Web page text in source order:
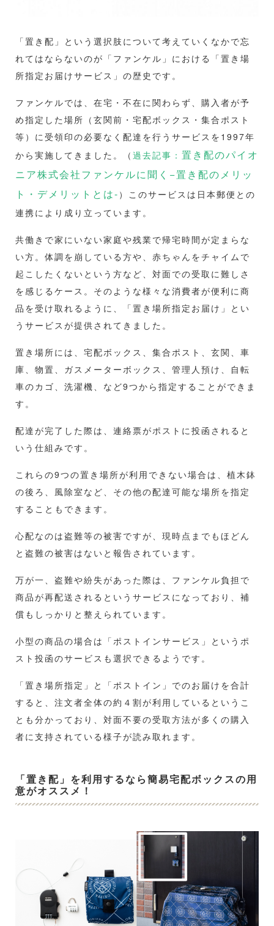
「置き配」という選択肢について考えていくなかで忘
れてはならないのが「ファンケル」における「置き場
所指定お届けサービス」の歴史です。
ファンケルでは、在宅・不在に関わらず、購入者が予
め指定した場所（玄関前・宅配ボックス・集合ポスト
等）に受領印の必要なく配達を行うサービスを1997年
から実施してきました。（ 過去記事： 置き配のパイオ
ニア株式会社ファンケルに聞く−置き配のメリッ
ト・デメリットとは- ）このサービスは日本郵便との
連携により成り立っています。
共働きで家にいない家庭や残業で帰宅時間が定まらな
い方。体調を崩している方や、赤ちゃんをチャイムで
起こしたくないという方など、対面での受取に難しさ
を感じるケース。そのような様々な消費者が便利に商
品を受け取れるように、「置き場所指定お届け」とい
うサービスが提供されてきました。
置き場所には、宅配ボックス、集合ポスト、玄関、車
庫、物置、ガスメーターボックス、管理人預け、自転
車のカゴ、洗濯機、など9つから指定することができま
す。
配達が完了した際は、連絡票がポストに投函されると
いう仕組みです。
これらの9つの置き場所が利用できない場合は、植木鉢
の後ろ、風除室など、その他の配達可能な場所を指定
することもできます。
心配なのは盗難等の被害ですが、現時点までもほどん
と盗難の被害はないと報告されています。
万が一、盗難や紛失があった際は、ファンケル負担で
商品が再配送されるというサービスになっており、補
償もしっかりと整えられています。
小型の商品の場合は「ポストインサービス」というポ
スト投函のサービスも選択できるようです。
「置き場所指定」と「ポストイン」でのお届けを合計
すると、注文者全体の約４割が利用しているというこ
とも分かっており、対面不要の受取方法が多くの購入
者に支持されている様子が読み取れます。
「置き配」を利用するなら簡易宅配ボックスの用
意がオススメ！